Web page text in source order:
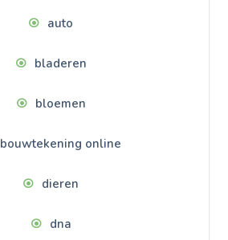
auto
bladeren
bloemen
bouwtekening online
dieren
dna